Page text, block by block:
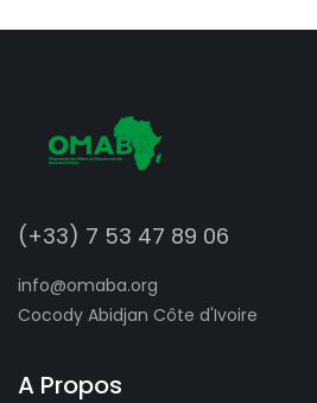
(+33) 7 53 47 89 06
info@omaba.org
Cocody Abidjan Côte d'Ivoire
A Propos